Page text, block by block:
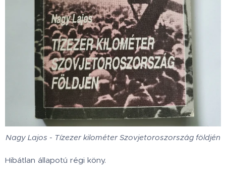
Nagy Lajos - Tízezer kilométer Szovjetoroszország földjén
Hibátlan állapotú régi köny.